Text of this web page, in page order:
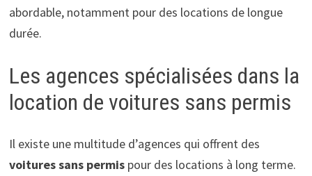
abordable, notamment pour des locations de longue
durée.
Les agences spécialisées dans la
location de voitures sans permis
Il existe une multitude d’agences qui offrent des
voitures sans permispour des locations à long terme.